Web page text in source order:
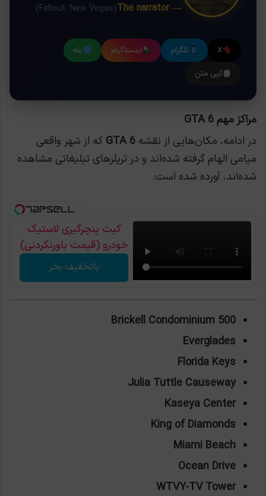
— The narrator
(Fallout: New Vegas)
X تلگرام اینستاگرام
بله
کپی متن
مراکز مهم GTA 6
در ادامه، مکان‌هایی از نقشه GTA 6 که از شهر واقعی
میامی الهام گرفته شده‌اند و در تریلرهای تبلیغاتی مشاهده
شده‌اند، آورده شده است:
کیت پنچرگیری لاستیک
خودرو (قیمت باورنکردنی)
باتخفیف بخر
500 Brickell Condominium
Everglades
Florida Keys
Julia Tuttle Causeway
Kaseya Center
King of Diamonds
Miami Beach
Ocean Drive
WTVY-TV Tower